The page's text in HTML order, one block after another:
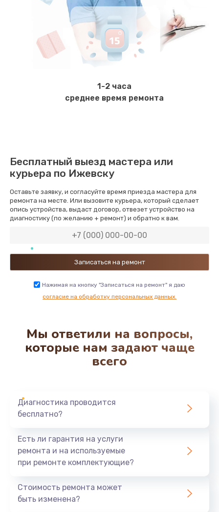
1-2 часа
среднее время ремонта
Бесплатный выезд мастера или
курьера по Ижевску
Оставьте заявку, и согласуйте время приезда мастера для
ремонта на месте. Или вызовите курьера, который сделает
опись устройства, выдаст договор, отвезет устройство на
диагностику (по желанию + ремонт) и обратно к вам.
Нажимая на кнопку "Записаться на ремонт" я даю
согласие на обработку персональных данных.
Мы ответили на вопросы,
которые нам задают чаще
всего
Диагностика проводится
бесплатно?
Есть ли гарантия на услуги
ремонта и на используемые
при ремонте комплектующие?
Стоимость ремонта может
быть изменена?